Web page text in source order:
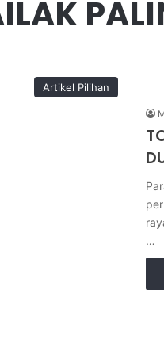
Artikel Pilihan
…